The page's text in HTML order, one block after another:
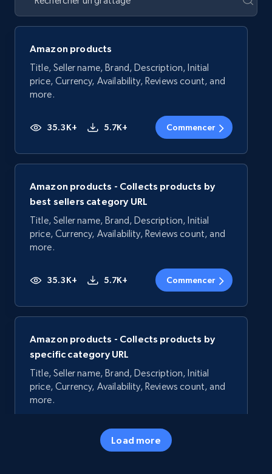
Amazon products
Title, Seller name, Brand, Description, Initial
price, Currency, Availability, Reviews count, and
more.
35.3K+ 5.7K+ Commencer
Amazon products - Collects products by
best sellers category URL
Title, Seller name, Brand, Description, Initial
price, Currency, Availability, Reviews count, and
more.
35.3K+ 5.7K+ Commencer
Amazon products - Collects products by
specific category URL
Title, Seller name, Brand, Description, Initial
price, Currency, Availability, Reviews count, and
more.
5.7K+ Commencer
Load more